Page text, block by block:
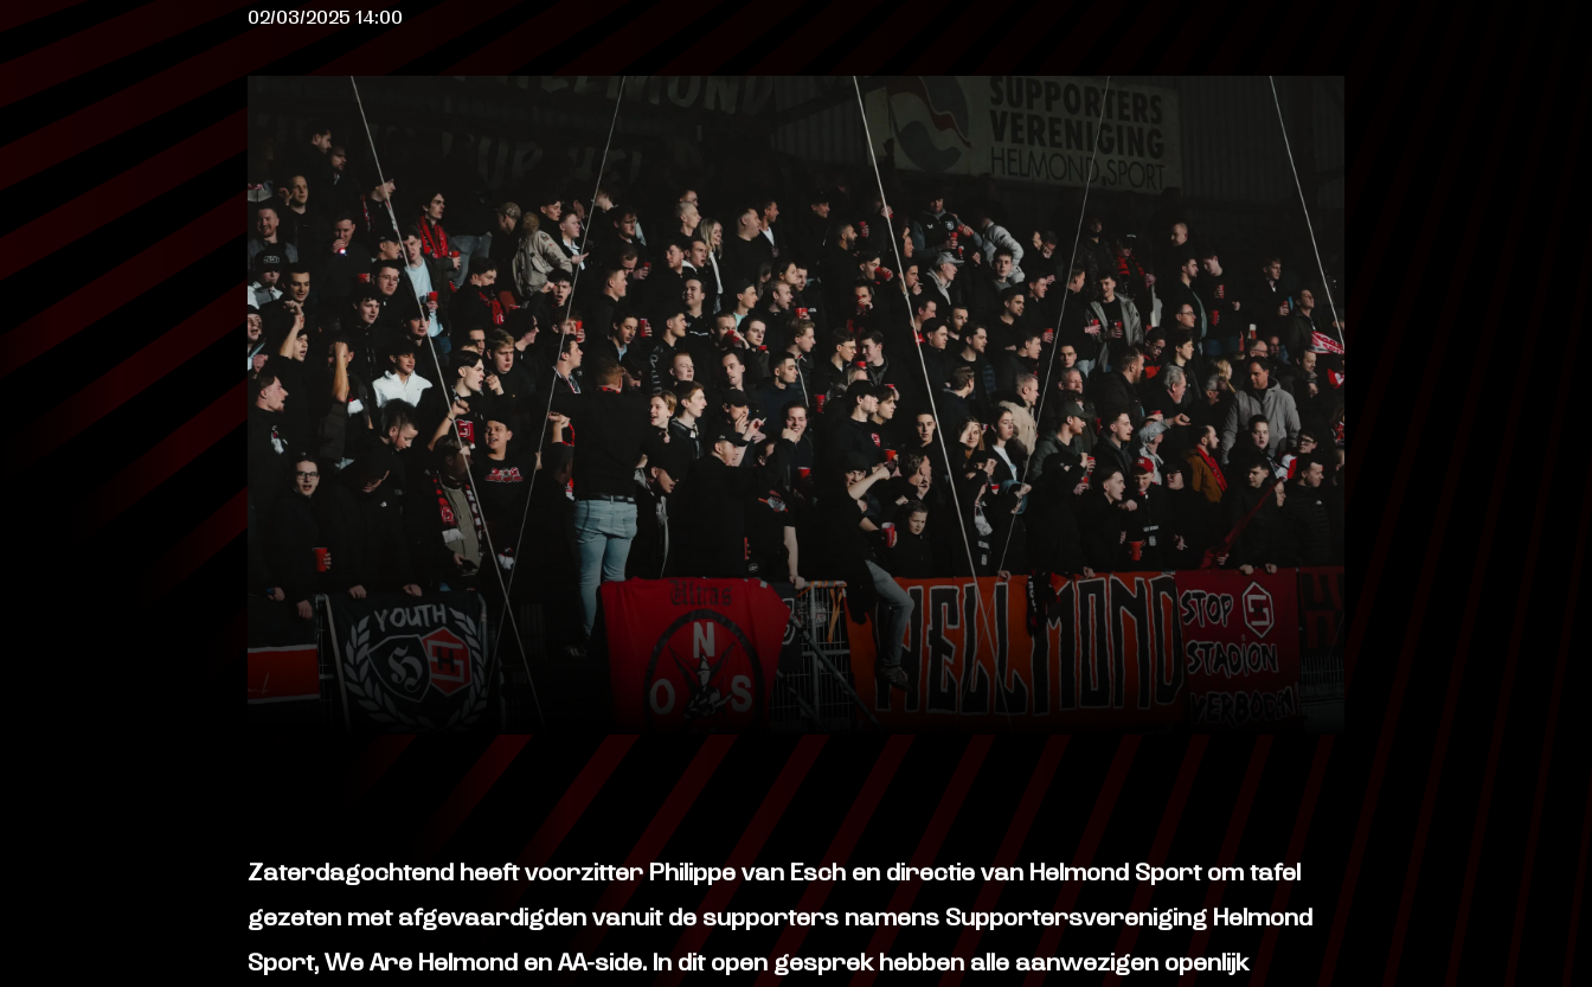
02/03/2025 14:00
Zaterdagochtend heeft voorzitter Philippe van Esch en directie van Helmond Sport om tafel
gezeten met afgevaardigden vanuit de supporters namens Supportersvereniging Helmond
Sport, We Are Helmond en AA-side. In dit open gesprek hebben alle aanwezigen openlijk